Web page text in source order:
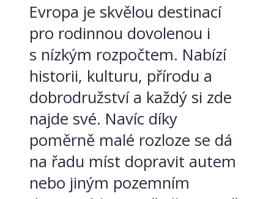
Evropa je skvělou destinací
pro rodinnou dovolenou i
s nízkým rozpočtem. Nabízí
historii, kulturu, přírodu a
dobrodružství a každý si zde
najde své. Navíc díky
poměrně malé rozloze se dá
na řadu míst dopravit autem
nebo jiným pozemním